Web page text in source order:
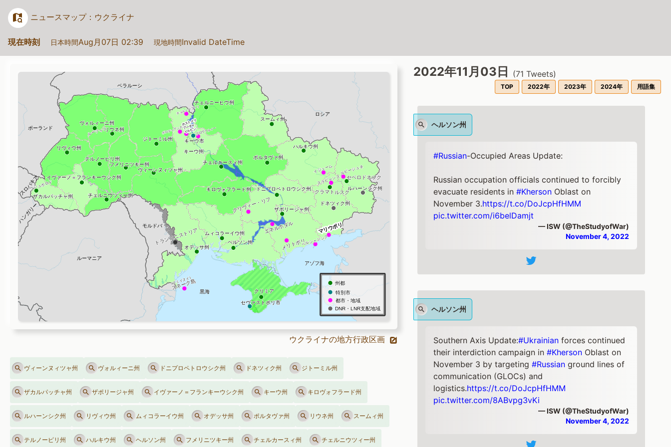
ニュースマップ：ウクライナ
現在時刻 日本時間Aug月07日 02:39 現地時間Invalid DateTime
2022年11月03日 (71 Tweets)
TOP 2022年 2023年 2024年 用語集
ウクライナの地方行政区画
ヴィーンヌィツャ州 ヴォルィーニ州 ドニプロペトロウシク州 ドネツィク州 ジトーミル州
ザカルパッチャ州 ザポリージャ州 イヴァーノ＝フランキーウシク州 キーウ州 キロヴォフラード州
ルハーンシク州 リヴィウ州 ムィコラーイウ州 オデッサ州 ポルタヴァ州 リウネ州 スームィ州
テルノーピリ州 ハルキウ州 ヘルソン州 フメリニツキー州 チェルカースィ州 チェルニウツィー州
ヘルソン州
#Russian-Occupied Areas Update:
Russian occupation officials continued to forcibly
evacuate residents in #Kherson Oblast on
November 3.https://t.co/DoJcpHfHMM
pic.twitter.com/i6belDamjt
— ISW (@TheStudyofWar)
November 4, 2022
ヘルソン州
Southern Axis Update:#Ukrainian forces continued
their interdiction campaign in #Kherson Oblast on
November 3 by targeting #Russian ground lines of
communication (GLOCs) and
logistics.https://t.co/DoJcpHfHMM
pic.twitter.com/8ABvpg3vKi
— ISW (@TheStudyofWar)
November 4, 2022